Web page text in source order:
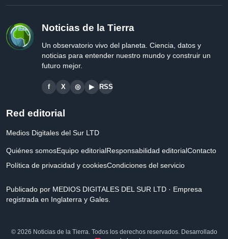
Noticias de la Tierra
Un observatorio vivo del planeta. Ciencia, datos y
noticias para entender nuestro mundo y construir un
futuro mejor.
f X ◎ ▶ RSS
Red editorial
Medios Digitales del Sur LTD
Quiénes somosEquipo editorialResponsabilidad editorialContacto
Política de privacidad y cookiesCondiciones del servicio
Publicado por MEDIOS DIGITALES DEL SUR LTD · Empresa
registrada en Inglaterra y Gales.
© 2026 Noticias de la Tierra. Todos los derechos reservados. Desarrollado